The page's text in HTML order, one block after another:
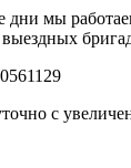
мы
с